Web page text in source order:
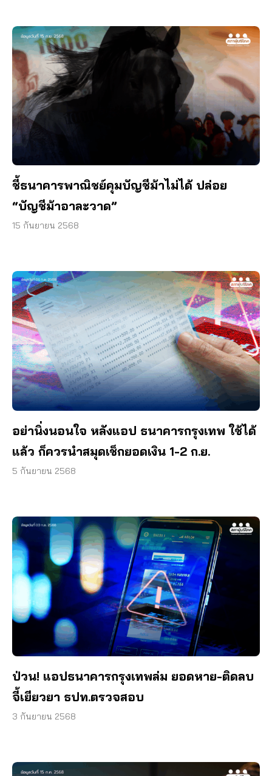
ชี้ธนาคารพาณิชย์คุมบัญชีม้าไม่ได้ ปล่อย
“บัญชีม้าอาละวาด”
15 กันยายน 2568
อย่านิ่งนอนใจ หลังแอป ธนาคารกรุงเทพ ใช้ได้
แล้ว ก็ควรนำสมุดเช็กยอดเงิน 1-2 ก.ย.
5 กันยายน 2568
ป่วน! แอปธนาคารกรุงเทพล่ม ยอดหาย-ติดลบ
จี้เยียวยา ธปท.ตรวจสอบ
3 กันยายน 2568